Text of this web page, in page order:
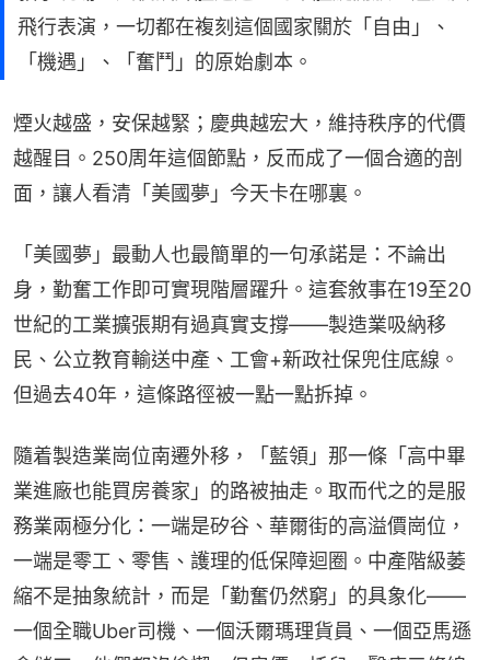
飛行表演，一切都在複刻這個國家關於「自由」、
「機遇」、「奮鬥」的原始劇本。
煙火越盛，安保越緊；慶典越宏大，維持秩序的代價
越醒目。250周年這個節點，反而成了一個合適的剖
面，讓人看清「美國夢」今天卡在哪裏。
「美國夢」最動人也最簡單的一句承諾是：不論出
身，勤奮工作即可實現階層躍升。這套敘事在19至20
世紀的工業擴張期有過真實支撐——製造業吸納移
民、公立教育輸送中產、工會+新政社保兜住底線。
但過去40年，這條路徑被一點一點拆掉。
隨着製造業崗位南遷外移，「藍領」那一條「高中畢
業進廠也能買房養家」的路被抽走。取而代之的是服
務業兩極分化：一端是矽谷、華爾街的高溢價崗位，
一端是零工、零售、護理的低保障迴圈。中產階級萎
縮不是抽象統計，而是「勤奮仍然窮」的具象化——
一個全職Uber司機、一個沃爾瑪理貨員、一個亞馬遜